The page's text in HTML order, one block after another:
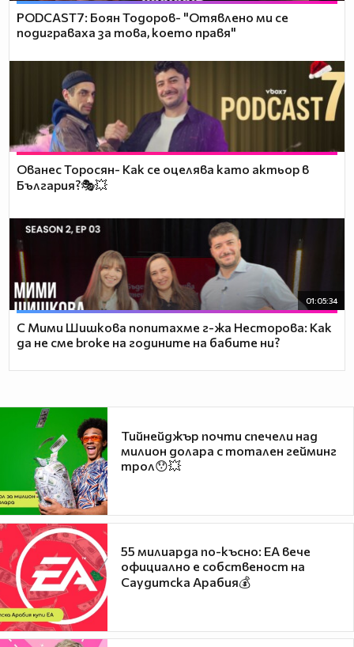
PODCAST7: ‪Боян Тодоров- "Отявлено ми се
подиграваха за това, което правя"
Ованес Торосян- Как се оцелява като актьор в
България?🎭💥
01:05:34
С Мими Шишкова попитахме г-жа Несторова: Как
да не сме broke на годините на бабите ни?
Тийнейджър почти спечели над
милион долара с тотален гейминг
трол😯💥
55 милиарда по-късно: EA вече
официално е собственост на
Саудитска Арабия💰